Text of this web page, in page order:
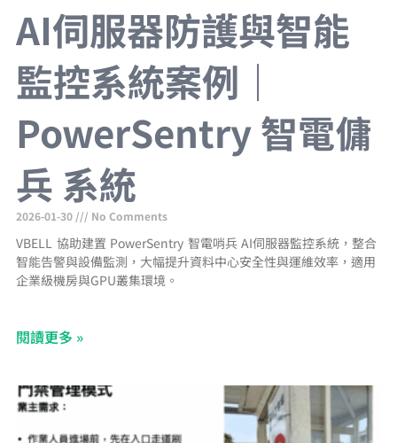
AI伺服器防護與智能
監控系統案例｜
PowerSentry 智電傭
兵 系統
2026-01-30 No Comments
VBELL 協助建置 PowerSentry 智電哨兵 AI伺服器監控系統，整合
智能告警與設備監測，大幅提升資料中心安全性與運維效率，適用
企業級機房與GPU叢集環境。
閱讀更多 »